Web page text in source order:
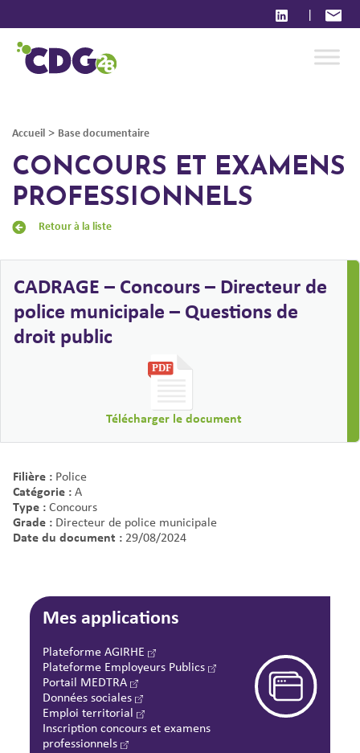
|
Accueil > Base documentaire
CONCOURS ET EXAMENS
PROFESSIONNELS
Retour à la liste
CADRAGE – Concours – Directeur de
police municipale – Questions de
droit public
Télécharger le document
Filière : Police
Catégorie :A
Type :Concours
Grade : Directeur de police municipale
Date du document : 29/08/2024
Mes applications
Plateforme AGIRHE
Plateforme Employeurs Publics
Portail MEDTRA
Données sociales
Emploi territorial
Inscription concours et examens
professionnels